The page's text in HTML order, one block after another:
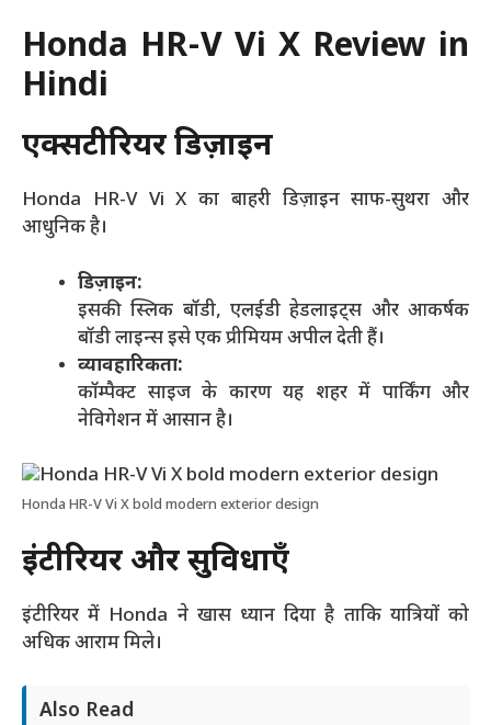
Honda HR-V Vi X Review in
Hindi
एक्सटीरियर डिज़ाइन
Honda HR-V Vi X का बाहरी डिज़ाइन साफ-सुथरा और
आधुनिक है।
डिज़ाइन:
इसकी स्लिक बॉडी, एलईडी हेडलाइट्स और आकर्षक
बॉडी लाइन्स इसे एक प्रीमियम अपील देती हैं।
व्यावहारिकता:
कॉम्पैक्ट साइज के कारण यह शहर में पार्किंग और
नेविगेशन में आसान है।
Honda HR-V Vi X bold modern exterior design
इंटीरियर और सुविधाएँ
इंटीरियर में Honda ने खास ध्यान दिया है ताकि यात्रियों को
अधिक आराम मिले।
Also Read